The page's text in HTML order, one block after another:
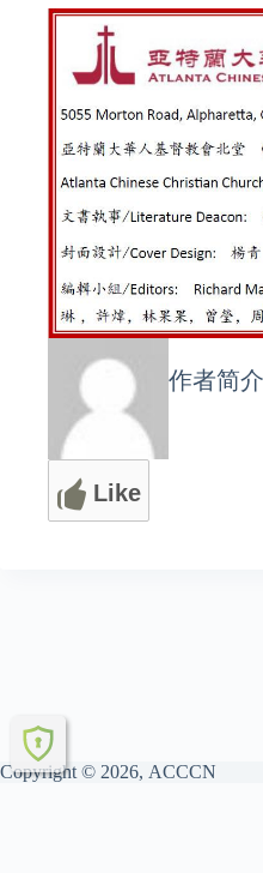
作者简
Like
Copyright © 2026, ACCCN